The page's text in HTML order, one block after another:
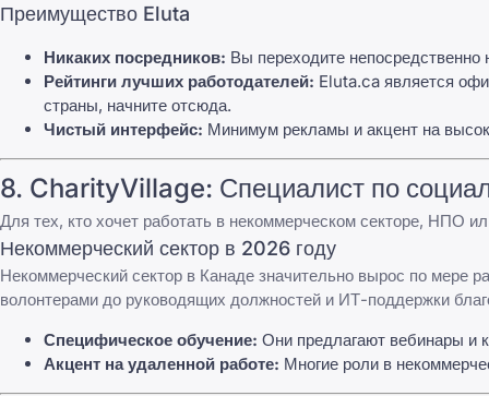
Преимущество Eluta
Никаких посредников: Вы переходите
Рейтинги лучших работодателей: Eluta.ca является
страны, начните отсюда.
Чистый интерфейс: Минимум рекламы и акцент на
8. CharityVillage: Специалист по
Для тех, кто хочет работать в некоммерческом секторе, НПО
Некоммерческий сектор в 2026 году
Некоммерческий сектор в Канаде значительно вырос по мере
волонтерами до руководящих должностей и ИТ-поддержки
Специфическое обучение: Они предлагают вебинары и
Акцент на удаленной работе: Многие роли в